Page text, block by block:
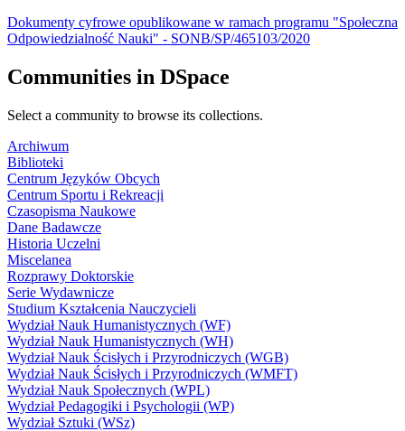
Dokumenty cyfrowe opublikowane w ramach programu "Społeczna
Odpowiedzialność Nauki" - SONB/SP/465103/2020
Communities in DSpace
Select a community to browse its collections.
Archiwum
Biblioteki
Centrum Języków Obcych
Centrum Sportu i Rekreacji
Czasopisma Naukowe
Dane Badawcze
Historia Uczelni
Miscelanea
Rozprawy Doktorskie
Serie Wydawnicze
Studium Kształcenia Nauczycieli
Wydział Nauk Humanistycznych (WF)
Wydział Nauk Humanistycznych (WH)
Wydział Nauk Ścisłych i Przyrodniczych (WGB)
Wydział Nauk Ścisłych i Przyrodniczych (WMFT)
Wydział Nauk Społecznych (WPL)
Wydział Pedagogiki i Psychologii (WP)
Wydział Sztuki (WSz)